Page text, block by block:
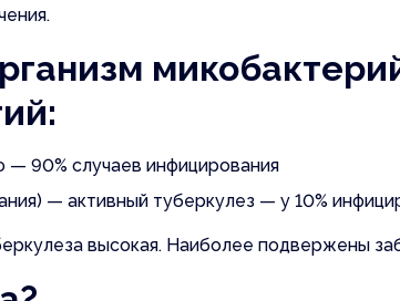
90% случаев инфицирования
— активный туберкулез — у 10%
высокая. Наиболее подвержены